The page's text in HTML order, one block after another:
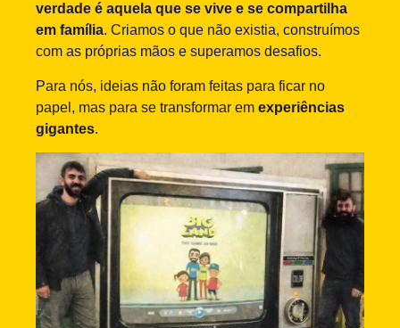
verdade é aquela que se vive e se compartilha
em família. Criamos o que não existia, construímos
com as próprias mãos e superamos desafios.
Para nós, ideias não foram feitas para ficar no
papel, mas para se transformar em experiências
gigantes.